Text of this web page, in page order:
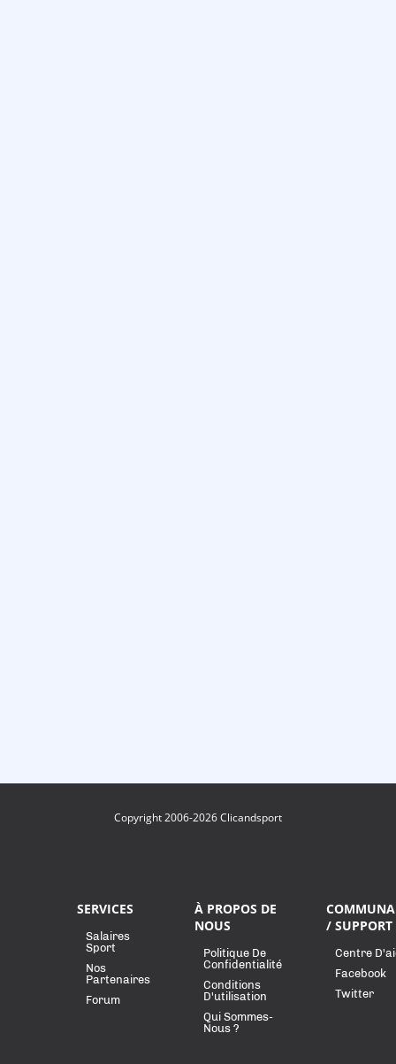
Copyright 2006-2026 Clicandsport
SERVICES
Salaires
Sport
Nos
Partenaires
Forum
À PROPOS DE
NOUS
Politique De
Confidentialité
Conditions
D'utilisation
Qui Sommes-
Nous ?
/ SUPPORT
Centre
Facebook
Twitter